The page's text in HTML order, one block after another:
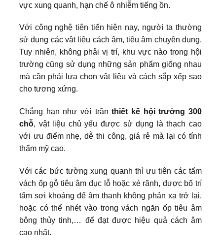
vực xung quanh, hạn chế ô nhiễm tiếng ồn.
Với công nghệ tiên tiến hiện nay, người ta thường
sử dụng các vật liệu cách âm, tiêu âm chuyên dụng.
Tuy nhiên, không phải vị trí, khu vực nào trong hội
trường cũng sử dụng những sản phẩm giống nhau
mà cần phải lựa chọn vật liệu và cách sắp xếp sao
cho tương xứng.
Chẳng hạn như với trầnthiết kế hội trường 300
chỗ, vật liệu chủ yếu được sử dụng là thạch cao
với ưu điểm nhẹ, dễ thi công, giá rẻ mà lại có tính
thẩm mỹ cao.
Với các bức tường xung quanh thì ưu tiên các tấm
vách ốp gỗ tiêu âm đục lỗ hoặc xẻ rãnh, được bố trí
tấm sợi khoáng để âm thanh không phản xạ trở lại,
hoặc có thể nhét vào trong vách ngăn ốp tiêu âm
bông thủy tinh,… để đạt được hiệu quả cách âm
cao nhất.